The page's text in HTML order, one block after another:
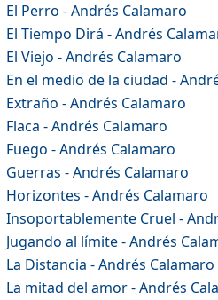
El Perro - Andrés Calamaro
El Tiempo Dirá - Andrés
El Viejo - Andrés Calamaro
En el medio de la ciudad -
Extraño - Andrés Calamaro
Flaca - Andrés Calamaro
Fuego - Andrés Calamaro
Guerras - Andrés Calamaro
Horizontes - Andrés Calamaro
Insoportablemente Cruel -
Jugando al límite - Andrés
La Distancia - Andrés Calamaro
La mitad del amor - Andrés